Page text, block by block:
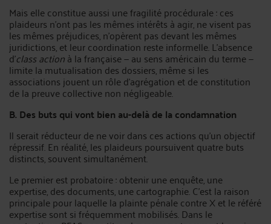
Mais elle constitue aussi une fragilité procédurale : ces
plaideurs n'ont pas les mêmes intérêts à agir, ne visent pas
les mêmes préjudices, n'opèrent pas devant les mêmes
juridictions, et leur coordination reste informelle. L'absence
d'class actionà la française — au sens américain du terme —
limite la mutualisation des dossiers, même si les
associations jouent un rôle d'agrégation et de constitution
de la preuve collective non négligeable.
B. Des buts qui vont bien au-delà de la condamnation
Il serait réducteur de ne voir dans ces actions qu'un objectif
répressif. En réalité, les plaideurs poursuivent quatre buts
distincts, souvent simultanément.
Le premier est probatoire : obtenir une enquête, une
expertise, des documents, une cartographie. C'est la raison
principale pour laquelle la plainte pénale contre X et le référé
expertise sont si fréquemment mobilisés. Dans le